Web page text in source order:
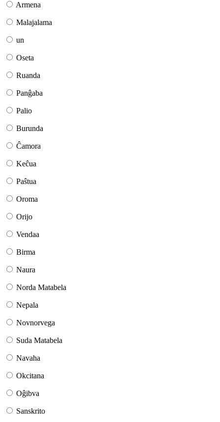
Armena
Malajalama
un
Oseta
Ruanda
Panĝaba
Palio
Burunda
Ĉamora
Keĉua
Paŝtua
Oroma
Orijo
Vendaa
Birma
Naura
Norda Matabela
Nepala
Novnorvega
Suda Matabela
Navaha
Okcitana
Oĝibva
Sanskrito